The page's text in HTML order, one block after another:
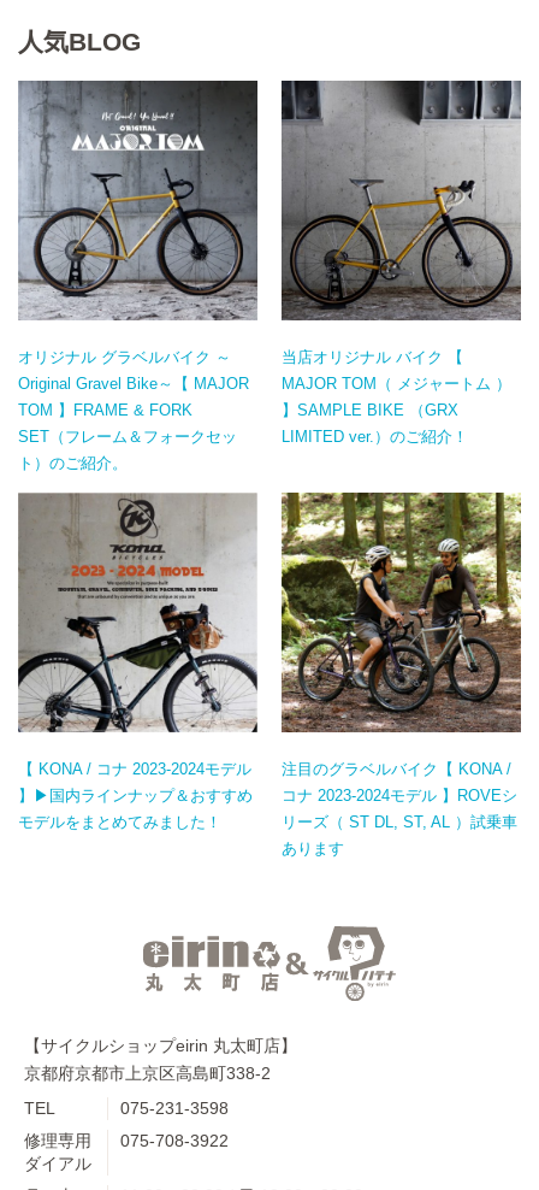
人気BLOG
オリジナル グラベルバイク ～
Original Gravel Bike～【 MAJOR
TOM 】FRAME & FORK
SET（フレーム＆フォークセッ
ト）のご紹介。
当店オリジナル バイク 【
MAJOR TOM（ メジャートム ）
】SAMPLE BIKE （GRX
LIMITED ver.）のご紹介！
【 KONA / コナ 2023-2024モデル
】▶国内ラインナップ＆おすすめ
モデルをまとめてみました！
注目のグラベルバイク【 KONA /
コナ 2023-2024モデル 】ROVEシ
リーズ（ ST DL, ST, AL ）試乗車
あります
【サイクルショップeirin 丸太町店】
京都府京都市上京区高島町338-2
TEL
075-231-3598
修理専用
ダイアル
075-708-3922